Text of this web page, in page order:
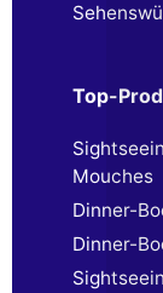
Top-
Mouches
Dinner-
Dinner-